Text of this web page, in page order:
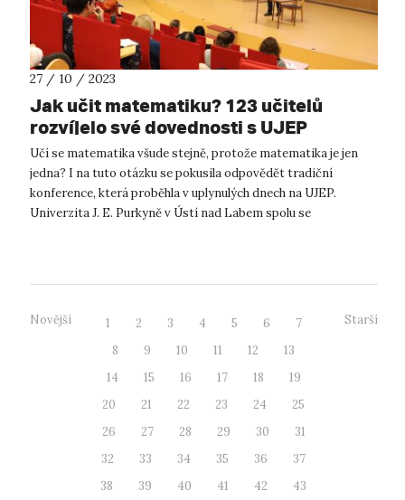
27 / 10 / 2023
Jak učit matematiku? 123 učitelů
rozvíjelo své dovednosti s UJEP
Učí se matematika všude stejně, protože matematika je jen
jedna? I na tuto otázku se pokusila odpovědět tradiční
konference, která proběhla v uplynulých dnech na UJEP.
Univerzita J. E. Purkyně v Ústí nad Labem spolu se
Novější 1 2 3 4 5 6
7
8
9 10 11 12
13
14
15 16 17 18
19
20
21 22 23 24
25
26
27 28 29 30
31
32
33 34 35 36
37
38
39 40 41 42 43
Starší